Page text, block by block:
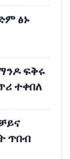
ፅኑ
ፍቅሩ
ተቀበለ
ጥበብ